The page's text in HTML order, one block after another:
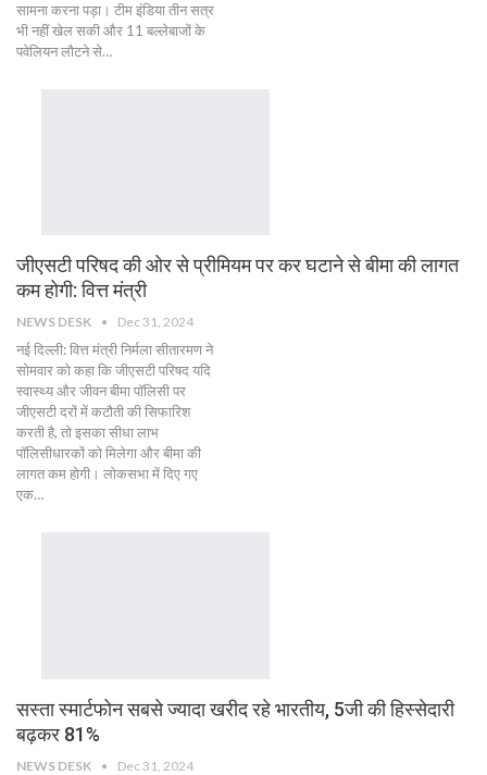
सामना करना पड़ा। टीम इंडिया तीन सत्र
भी नहीं खेल सकी और 11 बल्लेबाजों के
पवेलियन लौटने से…
जीएसटी परिषद की ओर से प्रीमियम पर कर घटाने से बीमा की लागत
कम होगी: वित्त मंत्री
NEWS DESK Dec 31, 2024
नई दिल्ली: वित्त मंत्री निर्मला सीतारमण ने
सोमवार को कहा कि जीएसटी परिषद यदि
स्वास्थ्य और जीवन बीमा पॉलिसी पर
जीएसटी दरों में कटौती की सिफारिश
करती है, तो इसका सीधा लाभ
पॉलिसीधारकों को मिलेगा और बीमा की
लागत कम होगी। लोकसभा में दिए गए
एक…
सस्ता स्मार्टफोन सबसे ज्यादा खरीद रहे भारतीय, 5जी की हिस्सेदारी
बढ़कर 81%
NEWS DESK Dec 31, 2024